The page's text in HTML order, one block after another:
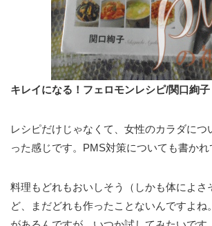
キレイになる！フェロモンレシピ/関口絢子
レシピだけじゃなくて、女性のカラダにつ
った感じです。PMS対策についても書かれ
料理もどれもおいしそう（しかも体によさ
ど、まだどれも作ったことないんですよね